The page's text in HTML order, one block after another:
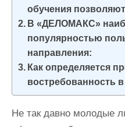
обучения
В «ДЕЛОМАКС»
популярностью
направления:
Как определяется
востребованность
Не так давно молодые